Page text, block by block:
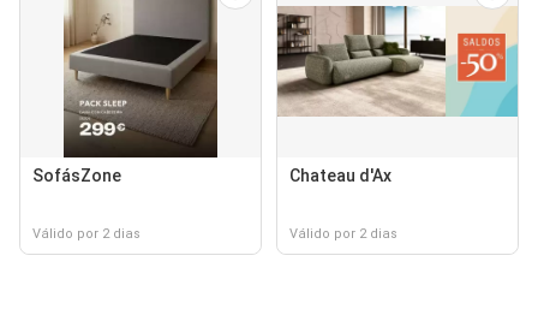
SofásZone
Válido por 2 dias
Chateau d'Ax
Válido por 2 dias